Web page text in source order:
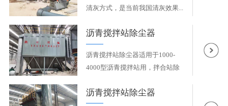
清灰方式，是当前我国清灰效果...
沥青搅拌站除尘器
沥青搅拌站除尘器适用于1000-
4000型沥青搅拌站用，拌合站除
沥青搅拌站除尘器